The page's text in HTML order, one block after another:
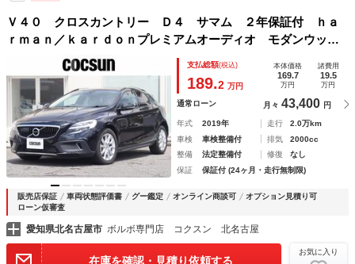
Ｖ４０ クロスカントリー Ｄ４ サマム ２年保証付 ｈａ
ｒｍａｎ／ｋａｒｄｏｎプレミアムオーディオ モダンウッド
パネル オフブラック本革シート パワーシート シートヒー
ター ドライブレコーダー アダプティブクルーズコントロー
ル 禁煙車
支払総額(税込)
189.2 万円
本体価格
169.7
万円
諸費用
19.5
万円
通常ローン 月々 43,400 円
年式 2019年 走行
2.0万km
車検
車検整備付 排気
2000cc
整備
法定整備付 修復
なし
保証
保証付 (24ヶ月・走行無制限)
販売店保証 車両状態評価書 グー鑑定 オンライン商談可
オプション見積り可
ローン仮審査
愛知県北名古屋市 ボルボ専門店 コクスン 北名古屋
在庫を確認・見積り依頼する
お気に入り